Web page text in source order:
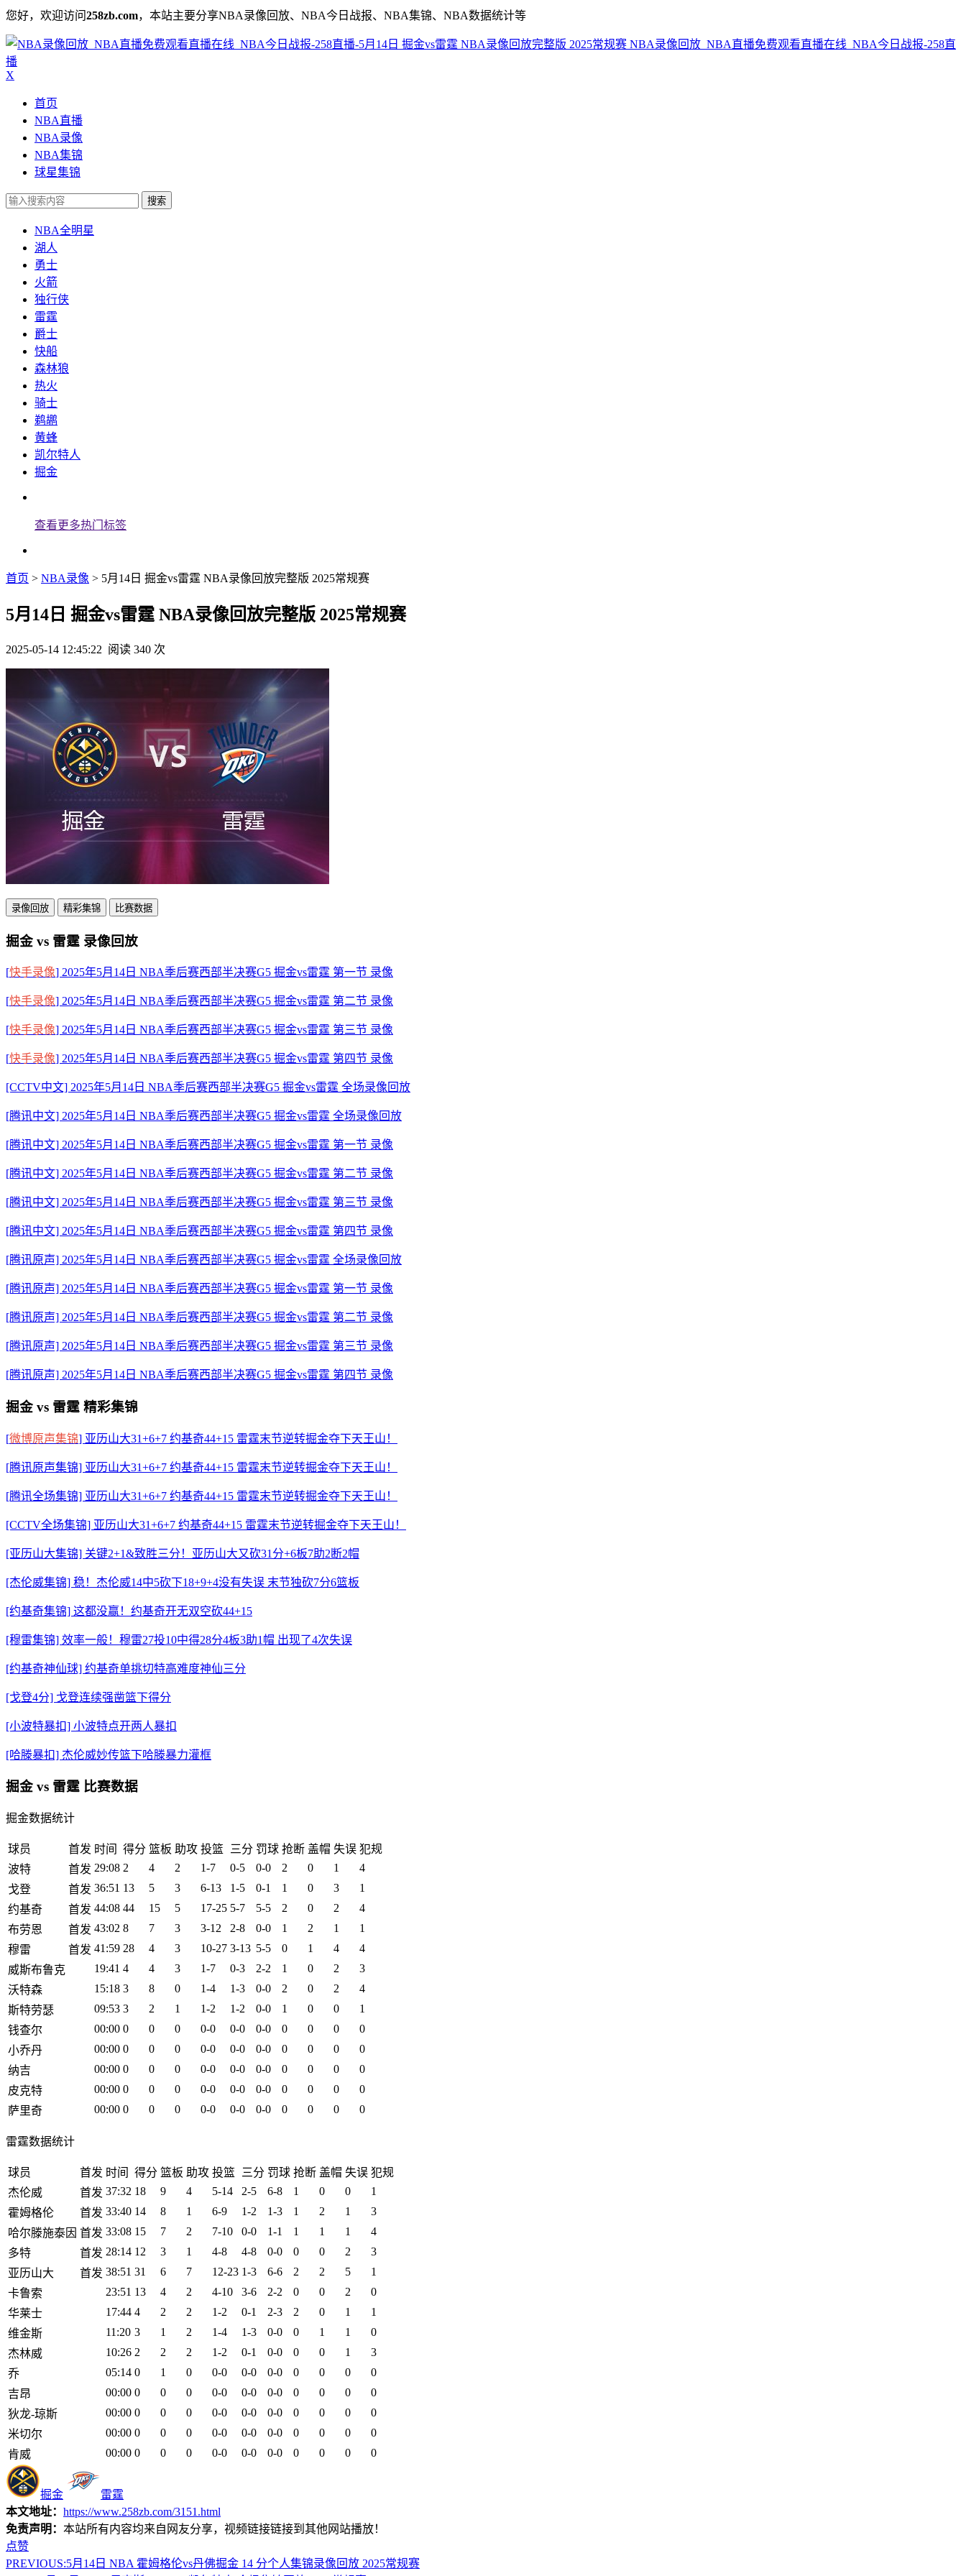
您好，欢迎访问258zb.com，本站主要分享NBA录像回放、NBA今日战报、NBA集锦、NBA数据统计等
NBA录像回放_NBA直播免费观看直播在线_NBA今日战报-258直
播
X
首页
NBA直播
NBA录像
NBA集锦
球星集锦
搜索
NBA全明星
湖人
勇士
火箭
独行侠
雷霆
爵士
快船
森林狼
热火
骑士
鹈鹕
黄蜂
凯尔特人
掘金
查看更多热门标签
首页 > NBA录像 > 5月14日 掘金vs雷霆 NBA录像回放完整版 2025常规赛
5月14日 掘金vs雷霆 NBA录像回放完整版 2025常规赛
2025-05-14 12:45:22 阅读 340 次
录像回放 精彩集锦 比赛数据
掘金 vs 雷霆 录像回放
[快手录像] 2025年5月14日 NBA季后赛西部半决赛G5 掘金vs雷霆 第一节 录像
[快手录像] 2025年5月14日 NBA季后赛西部半决赛G5 掘金vs雷霆 第二节 录像
[快手录像] 2025年5月14日 NBA季后赛西部半决赛G5 掘金vs雷霆 第三节 录像
[快手录像] 2025年5月14日 NBA季后赛西部半决赛G5 掘金vs雷霆 第四节 录像
[CCTV中文] 2025年5月14日 NBA季后赛西部半决赛G5 掘金vs雷霆 全场录像回放
[腾讯中文] 2025年5月14日 NBA季后赛西部半决赛G5 掘金vs雷霆 全场录像回放
[腾讯中文] 2025年5月14日 NBA季后赛西部半决赛G5 掘金vs雷霆 第一节 录像
[腾讯中文] 2025年5月14日 NBA季后赛西部半决赛G5 掘金vs雷霆 第二节 录像
[腾讯中文] 2025年5月14日 NBA季后赛西部半决赛G5 掘金vs雷霆 第三节 录像
[腾讯中文] 2025年5月14日 NBA季后赛西部半决赛G5 掘金vs雷霆 第四节 录像
[腾讯原声] 2025年5月14日 NBA季后赛西部半决赛G5 掘金vs雷霆 全场录像回放
[腾讯原声] 2025年5月14日 NBA季后赛西部半决赛G5 掘金vs雷霆 第一节 录像
[腾讯原声] 2025年5月14日 NBA季后赛西部半决赛G5 掘金vs雷霆 第二节 录像
[腾讯原声] 2025年5月14日 NBA季后赛西部半决赛G5 掘金vs雷霆 第三节 录像
[腾讯原声] 2025年5月14日 NBA季后赛西部半决赛G5 掘金vs雷霆 第四节 录像
掘金 vs 雷霆 精彩集锦
[微博原声集锦] 亚历山大31+6+7 约基奇44+15 雷霆末节逆转掘金夺下天王山！
[腾讯原声集锦] 亚历山大31+6+7 约基奇44+15 雷霆末节逆转掘金夺下天王山！
[腾讯全场集锦] 亚历山大31+6+7 约基奇44+15 雷霆末节逆转掘金夺下天王山！
[CCTV全场集锦] 亚历山大31+6+7 约基奇44+15 雷霆末节逆转掘金夺下天王山！
[亚历山大集锦] 关键2+1&致胜三分！亚历山大又砍31分+6板7助2断2帽
[杰伦威集锦] 稳！杰伦威14中5砍下18+9+4没有失误 末节独砍7分6篮板
[约基奇集锦] 这都没赢！约基奇开无双空砍44+15
[穆雷集锦] 效率一般！穆雷27投10中得28分4板3助1帽 出现了4次失误
[约基奇神仙球] 约基奇单挑切特高难度神仙三分
[戈登4分] 戈登连续强凿篮下得分
[小波特暴扣] 小波特点开两人暴扣
[哈滕暴扣] 杰伦威妙传篮下哈滕暴力灌框
掘金 vs 雷霆 比赛数据
掘金数据统计
球员 首发 时间 得分 篮板 助攻 投篮 三分 罚球 抢断 盖帽 失误 犯规
波特
首发 29:08 2 4 2 1-7 0-5 0-0 2 0 1
4
戈登
首发 36:51 13 5 3 6-13 1-5 0-1 1 0 3
1
约基奇
首发 44:08 44 15 5 17-25 5-7 5-5 2 0 2
4
布劳恩
首发 43:02 8 7 3 3-12 2-8 0-0 1 2 1
1
穆雷
首发 41:59 28 4 3 10-27 3-13 5-5 0 1 4
4
威斯布鲁克
19:41 4 4 3 1-7 0-3 2-2 1 0 2
3
沃特森
15:18 3 8 0 1-4 1-3 0-0 2 0 2
4
斯特劳瑟
09:53 3 2 1 1-2 1-2 0-0 1 0 0
1
钱查尔
00:00 0 0 0 0-0 0-0 0-0 0 0 0
0
小乔丹
00:00 0 0 0 0-0 0-0 0-0 0 0 0
0
纳吉
00:00 0 0 0 0-0 0-0 0-0 0 0 0
0
皮克特
00:00 0 0 0 0-0 0-0 0-0 0 0 0
0
萨里奇
00:00 0 0 0 0-0 0-0 0-0 0 0 0 0
雷霆数据统计
球员 首发 时间 得分 篮板 助攻 投篮 三分 罚球 抢断 盖帽 失误 犯规
杰伦威
首发 37:32 18 9 4 5-14 2-5 6-8 1 0 0
1
霍姆格伦
首发 33:40 14 8 1 6-9 1-2 1-3 1 2 1
3
哈尔滕施泰因 首发 33:08 15 7 2 7-10 0-0 1-1 1 1 1
4
多特
首发 28:14 12 3 1 4-8 4-8 0-0 0 0 2
3
亚历山大
首发 38:51 31 6 7 12-23 1-3 6-6 2 2 5
1
卡鲁索
23:51 13 4 2 4-10 3-6 2-2 0 0 2
0
华莱士
17:44 4 2 2 1-2 0-1 2-3 2 0 1
1
维金斯
11:20 3 1 2 1-4 1-3 0-0 0 1 1
0
杰林威
10:26 2 2 2 1-2 0-1 0-0 0 0 1
3
乔
05:14 0 1 0 0-0 0-0 0-0 0 0 0
0
吉昂
00:00 0 0 0 0-0 0-0 0-0 0 0 0
0
狄龙-琼斯
00:00 0 0 0 0-0 0-0 0-0 0 0 0
0
米切尔
00:00 0 0 0 0-0 0-0 0-0 0 0 0
0
肯威
00:00 0 0 0 0-0 0-0 0-0 0 0 0 0
掘金
雷霆
本文地址： https://www.258zb.com/3151.html
免责声明： 本站所有内容均来自网友分享，视频链接链接到其他网站播放！
点赞
PREVIOUS:5月14日 NBA 霍姆格伦vs丹佛掘金 14 分个人集锦录像回放 2025常规赛